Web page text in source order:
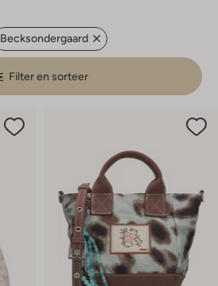
Becksondergaard
Filter en sorteer